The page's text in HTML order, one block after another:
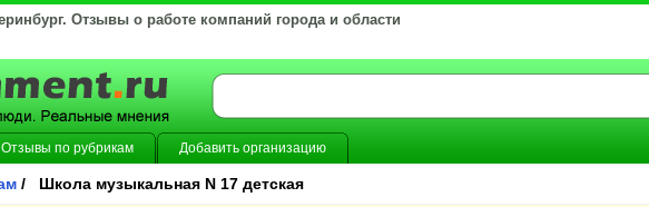
Отзывы о работе компаний города и области
Отзывы по рубрикам Добавить организацию
/ Школа музыкальная N 17 детская